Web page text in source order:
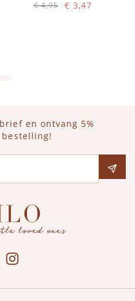
€ 3,47
€ 4,95
en ontvang 5%
Bekijk onze Instagram pagina